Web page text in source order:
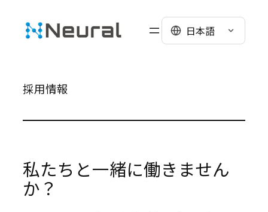
日本語
採用情報
私たちと一緒に働きません
か？